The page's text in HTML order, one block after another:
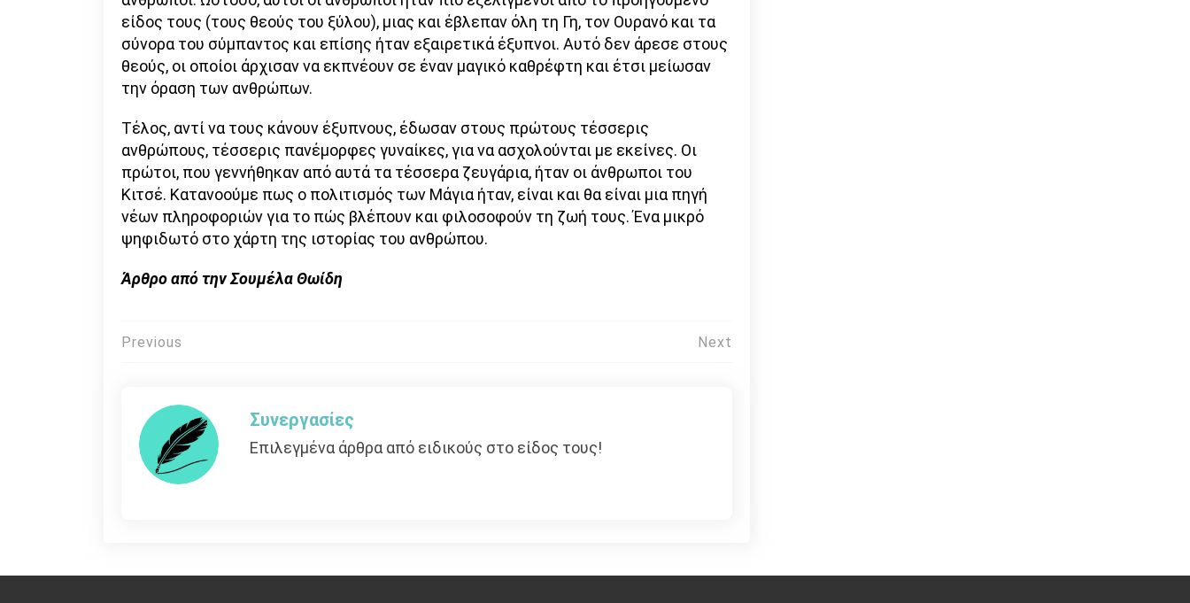
είδος τους (τους θεούς του ξύλου), μιας και έβλεπαν όλη τη Γη, τον Ουρανό και τα
σύνορα του σύμπαντος και επίσης ήταν εξαιρετικά έξυπνοι. Αυτό δεν άρεσε στους
θεούς, οι οποίοι άρχισαν να εκπνέουν σε έναν μαγικό καθρέφτη και έτσι μείωσαν
την όραση των ανθρώπων.
Τέλος, αντί να τους κάνουν έξυπνους, έδωσαν στους πρώτους τέσσερις
ανθρώπους, τέσσερις πανέμορφες γυναίκες, για να ασχολούνται με εκείνες. Οι
πρώτοι, που γεννήθηκαν από αυτά τα τέσσερα ζευγάρια, ήταν οι άνθρωποι του
Κιτσέ. Κατανοούμε πως ο πολιτισμός των Μάγια ήταν, είναι και θα είναι μια πηγή
νέων πληροφοριών για το πώς βλέπουν και φιλοσοφούν τη ζωή τους. Ένα μικρό
ψηφιδωτό στο χάρτη της ιστορίας του ανθρώπου.
Άρθρο από την Σουμέλα Θωίδη
Πλοήγηση
Previous Next
Συνεργασίες
Επιλεγμένα άρθρα από ειδικούς στο είδος τους!